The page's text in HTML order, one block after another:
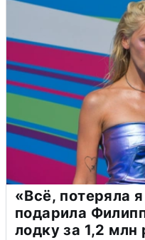
«Всё, потеряла
подарила
лодку за 1,2 млн